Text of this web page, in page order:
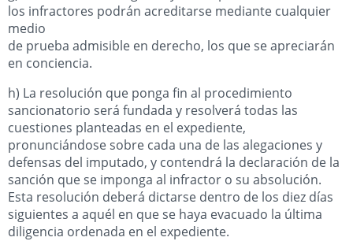
los infractores podrán acreditarse mediante cualquier
medio
de prueba admisible en derecho, los que se apreciarán
en conciencia.
h) La resolución que ponga fin al procedimiento
sancionatorio será fundada y resolverá todas las
cuestiones planteadas en el expediente,
pronunciándose sobre cada una de las alegaciones y
defensas del imputado, y contendrá la declaración de la
sanción que se imponga al infractor o su absolución.
Esta resolución deberá dictarse dentro de los diez días
siguientes a aquél en que se haya evacuado la última
diligencia ordenada en el expediente.